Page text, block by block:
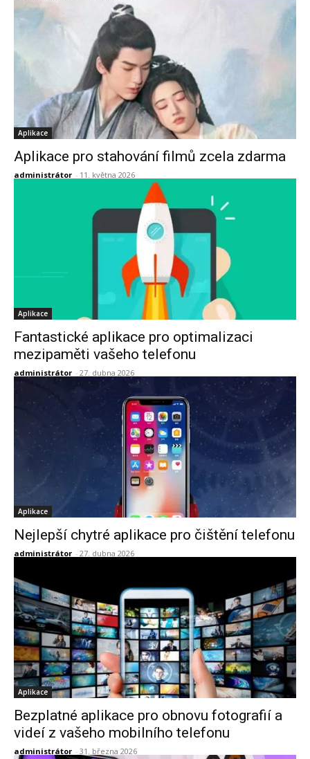
Aplikace
Aplikace pro stahování filmů zcela zdarma
administrátor - 11. května 2026
Aplikace
Fantastické aplikace pro optimalizaci
mezipaměti vašeho telefonu
administrátor - 27. dubna 2026
Aplikace
Nejlepší chytré aplikace pro čištění telefonu
administrátor - 27. dubna 2026
Aplikace
Bezplatné aplikace pro obnovu fotografií a
videí z vašeho mobilního telefonu
administrátor - 31. března 2026